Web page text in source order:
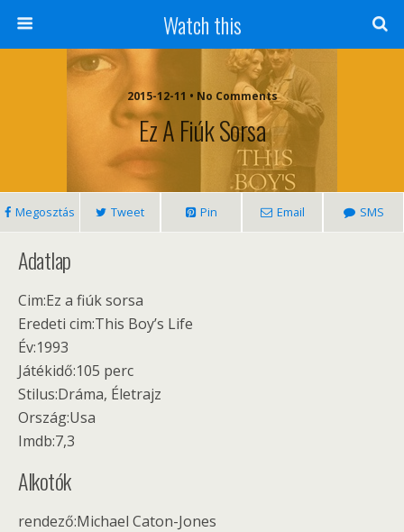
Watch this
2015-12-11 • No Comments
Ez A Fiúk Sorsa
Megosztás Tweet Pin Email SMS
Adatlap
Cim:Ez a fiúk sorsa
Eredeti cim:This Boy’s Life
Év:1993
Játékidő:105 perc
Stilus:Dráma, Életrajz
Ország:Usa
Imdb:7,3
Alkotók
rendező:Michael Caton-Jones